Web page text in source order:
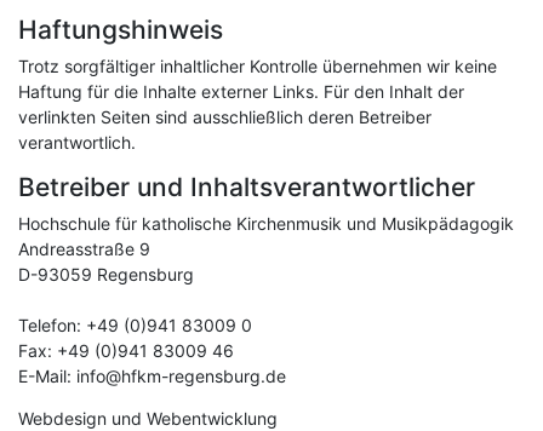
Haftungshinweis
Trotz sorgfältiger inhaltlicher Kontrolle übernehmen wir keine
Haftung für die Inhalte externer Links. Für den Inhalt der
verlinkten Seiten sind ausschließlich deren Betreiber
verantwortlich.
Betreiber und Inhaltsverantwortlicher
Hochschule für katholische Kirchenmusik und Musikpädagogik
Andreasstraße 9
D-93059 Regensburg
Telefon: +49 (0)941 83009 0
Fax: +49 (0)941 83009 46
E-Mail: info@hfkm-regensburg.de
Webdesign und Webentwicklung